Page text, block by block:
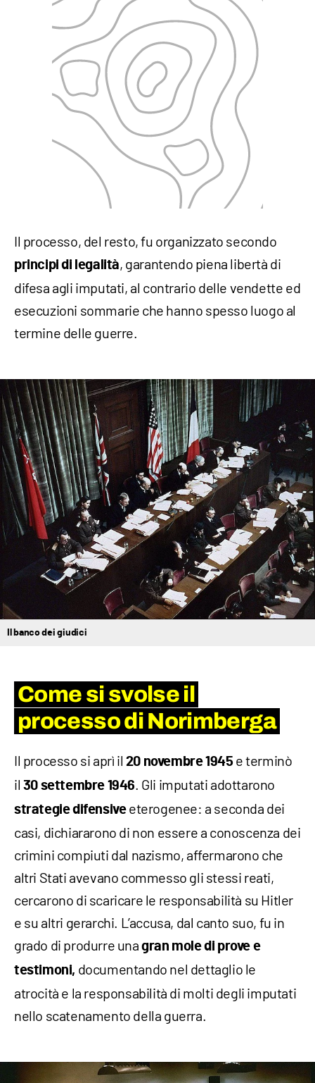
Il processo, del resto, fu organizzato secondo
principi di legalità, garantendo piena libertà di
difesa agli imputati, al contrario delle vendette ed
esecuzioni sommarie che hanno spesso luogo al
termine delle guerre.
Il banco dei giudici
Come si svolse il
processo di Norimberga
Il processo si aprì il 20 novembre 1945e terminò
il 30 settembre 1946. Gli imputati adottarono
strategie difensiveeterogenee: a seconda dei
casi, dichiararono di non essere a conoscenza dei
crimini compiuti dal nazismo, affermarono che
altri Stati avevano commesso gli stessi reati,
cercarono di scaricare le responsabilità su Hitler
e su altri gerarchi. L’accusa, dal canto suo, fu in
grado di produrre unagran mole di prove e
testimoni, documentando nel dettaglio le
atrocità e la responsabilità di molti degli imputati
nello scatenamento della guerra.